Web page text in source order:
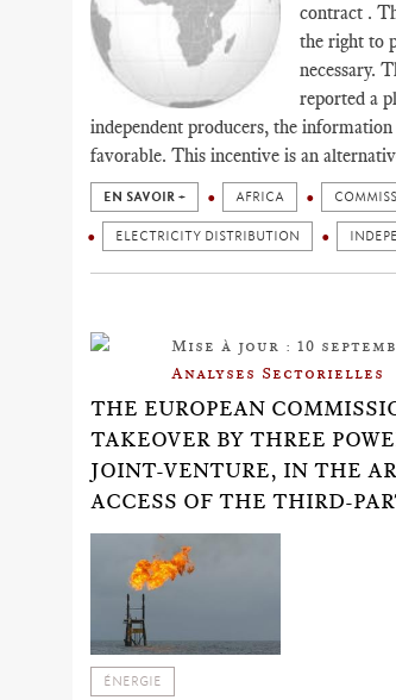
contract .
the right to
necessary.
reported a
independent producers, the
favorable. This incentive is an
EN SAVOIR + AFRICA
ELECTRICITY DISTRIBUTION
Mise à jour : 10
Analyses Sectorielles
THE EUROPEAN
TAKEOVER BY THREE
JOINT-VENTURE, IN THE
ACCESS OF THE THIRD-
ÉNERGIE